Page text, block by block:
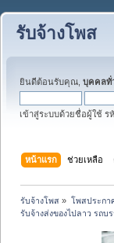
รับจ้างโพส
ยินดีต้อนรับคุณ, บุคคลทั่
เข้าสู่ระบบด้วยชื่อผู้ใช้ ร
หน้าแรก ช่วยเหลือ
รับจ้างโพส » โพสประก
รับจ้างส่งของไปลาว รถบ